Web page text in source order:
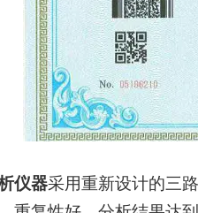
仪器采用重新设计的三